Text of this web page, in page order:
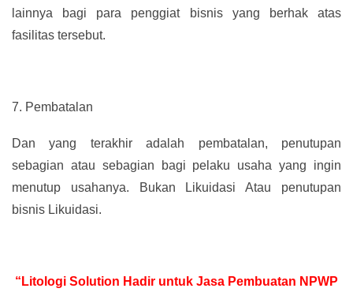
lainnya bagi para penggiat bisnis yang berhak atas
fasilitas tersebut.
7. Pembatalan
Dan yang terakhir adalah pembatalan, penutupan
sebagian atau sebagian bagi pelaku usaha yang ingin
menutup usahanya. Bukan Likuidasi Atau penutupan
bisnis Likuidasi.
“Litologi Solution Hadir untuk Jasa Pembuatan NPWP